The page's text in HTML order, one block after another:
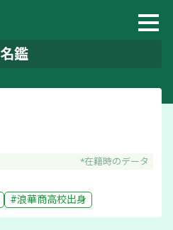
名鑑
*在籍時のデータ
#浪華商高校出身